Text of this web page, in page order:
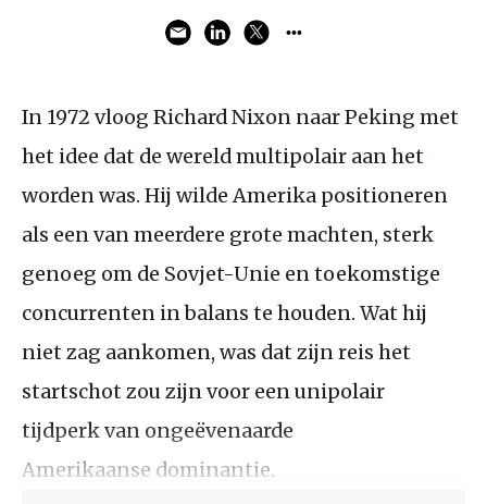
In 1972 vloog Richard Nixon naar Peking met
het idee dat de wereld multipolair aan het
worden was. Hij wilde Amerika positioneren
als een van meerdere grote machten, sterk
genoeg om de Sovjet-Unie en toekomstige
concurrenten in balans te houden. Wat hij
niet zag aankomen, was dat zijn reis het
startschot zou zijn voor een unipolair
tijdperk van ongeëvenaarde
Amerikaanse dominantie.